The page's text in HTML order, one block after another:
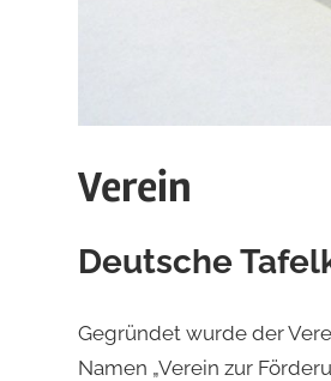
Verein
Deutsche
Gegründet wurde der
Namen „Verein zur